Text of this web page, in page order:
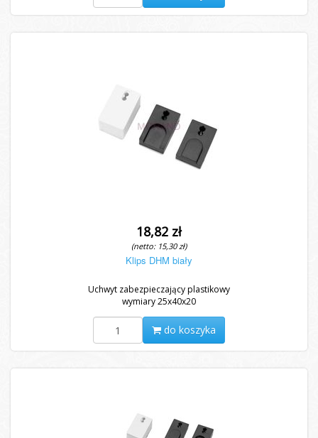
18,82 zł
(netto: 15,30 zł)
Klips DHM biały
Uchwyt zabezpieczający plastikowy
wymiary 25x40x20
do koszyka